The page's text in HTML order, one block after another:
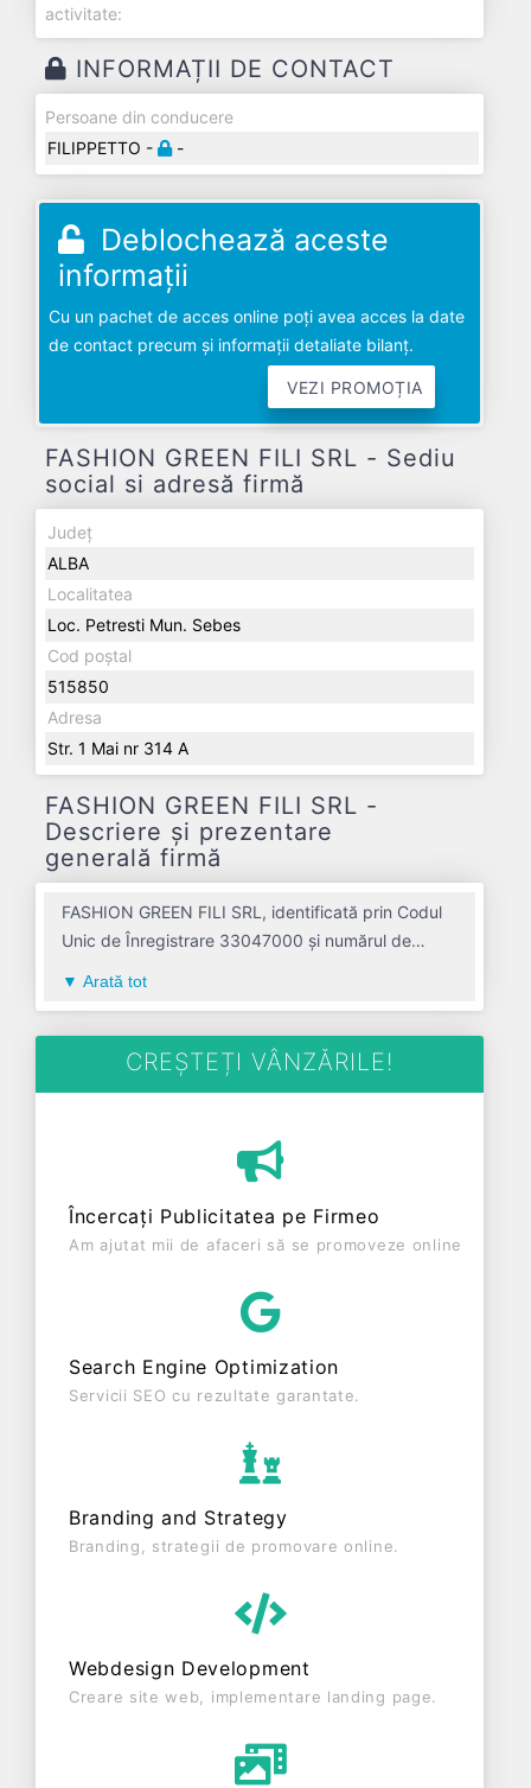
activitate:
INFORMAȚII DE CONTACT
Persoane din conducere
FILIPPETTO -
-
Deblochează aceste
informații
Cu un pachet de acces online poți avea acces la date
de contact precum și informații detaliate bilanț.
VEZI PROMOȚIA
FASHION GREEN FILI SRL - Sediu
social si adresă firmă
Județ
ALBA
Localitatea
Loc. Petresti Mun. Sebes
Cod poștal
515850
Adresa
Str. 1 Mai nr 314 A
FASHION GREEN FILI SRL -
Descriere și prezentare
generală firmă
FASHION GREEN FILI SRL, identificată prin Codul
Unic de Înregistrare 33047000 și numărul de
codul 7022. Cu sediul social poziționat în zona de
Centru a țării, în judetul ALBA, compania aduce o
FASHION GREEN FILI SRL a fost fondată în anul
2016, având o vechime de 10 ani. Conform
0 RON și o cifră de afaceri de 0 RON, gestionând
operațiunile cu un număr mediu de 1 de salariați pe
entitate activa din punct de vedere fiscal si are
TVA.
Arată tot
CREȘTEȚI VÂNZĂRILE!
Încercați Publicitatea pe Firmeo
Am ajutat mii de afaceri să se promoveze online
Search Engine Optimization
Servicii SEO cu rezultate garantate.
Branding and Strategy
Branding, strategii de promovare online.
Webdesign Development
Creare site web, implementare landing page.